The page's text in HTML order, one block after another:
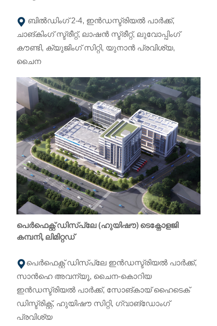
ബിൽഡിംഗ് 2-4, ഇൻഡസ്ട്രിയൽ പാർക്ക്,
ചാങ്‌കിംഗ് സ്ട്രീറ്റ്, ലാഷൻ സ്ട്രീറ്റ്, ലുവോപ്പിംഗ്
കൗണ്ടി, ക്യുജിംഗ് സിറ്റി, യുനാൻ പ്രവിശ്യ,
ചൈന
പെർഫെക്റ്റ് ഡിസ്പ്ലേ (ഹുയിഷൗ) ടെക്നോളജി
കമ്പനി, ലിമിറ്റഡ്
പെർഫെക്റ്റ് ഡിസ്പ്ലേ ഇൻഡസ്ട്രിയൽ പാർക്ക്,
സാൻഹെ അവന്യൂ, ചൈന-കൊറിയ
ഇൻഡസ്ട്രിയൽ പാർക്ക്, സോങ്‌കായ് ഹൈടെക്
ഡിസ്ട്രിക്റ്റ്, ഹുയിഷൗ സിറ്റി, ഗ്വാങ്‌ഡോംഗ്
പ്രവിശ്യ